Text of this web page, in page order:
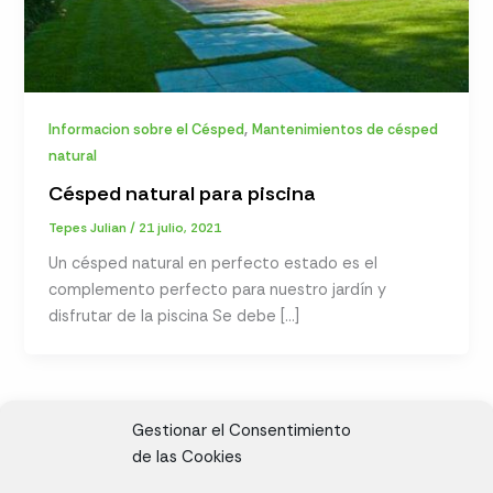
Gestionar el Consentimiento
de las Cookies
Informacion sobre el Césped,Mantenimientos de césped
natural
Césped natural para piscina
Tepes Julian/ 21 julio, 2021
Un césped natural en perfecto estado es el
complemento perfecto para nuestro jardín y
disfrutar de la piscina Se debe […]